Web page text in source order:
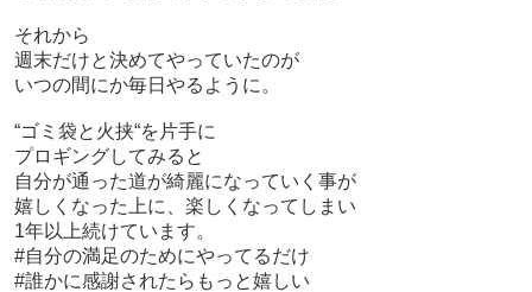
それから
週末だけと決めてやっていたのが
いつの間にか毎日やるように。
“ゴミ袋と火挟“を片手に
プロギングしてみると
自分が通った道が綺麗になっていく事が
嬉しくなった上に、楽しくなってしまい
1年以上続けています。
#自分の満足のためにやってるだけ
#誰かに感謝されたらもっと嬉しい